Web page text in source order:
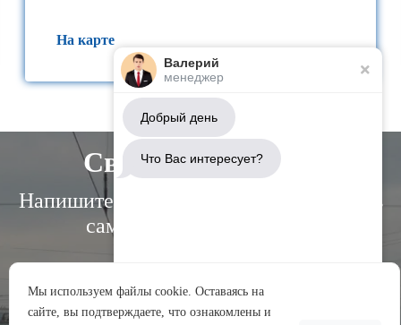
На карте
Свяжитесь с нами
Напишите нам, и мы свяжемся с вами в
самое ближайшее время:
Валерий
менеджер
Добрый день
Что Вас интересует?
Аренда участков
Мы используем файлы cookie. Оставаясь на
сайте, вы подтверждаете, что ознакомлены и